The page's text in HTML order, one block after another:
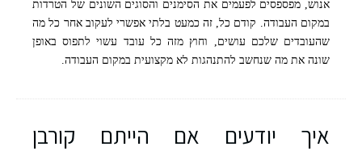
אנוש, מפספסים לפעמים את הסימנים והסוגים השונים של הטרדות
במקום העבודה. קודם כל, זה כמעט בלתי אפשרי לעקוב אחר כל מה
שהעובדים שלכם עושים, וחוץ מזה כל עובד עשוי לתפוס באופן
שונה את מה שנחשב להתנהגות לא מקצועית במקום העבודה.
איך יודעים אם הייתם קורבן